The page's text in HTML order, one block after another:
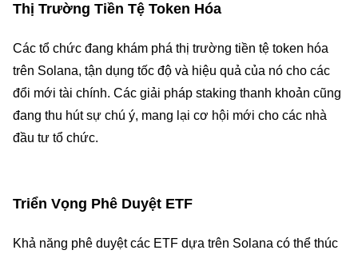
Thị Trường Tiền Tệ Token Hóa
Các tổ chức đang khám phá thị trường tiền tệ token hóa
trên Solana, tận dụng tốc độ và hiệu quả của nó cho các
đổi mới tài chính. Các giải pháp staking thanh khoản cũng
đang thu hút sự chú ý, mang lại cơ hội mới cho các nhà
đầu tư tổ chức.
Triển Vọng Phê Duyệt ETF
Khả năng phê duyệt các ETF dựa trên Solana có thể thúc